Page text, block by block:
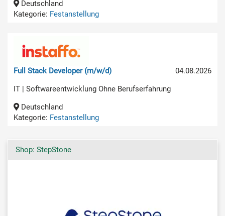
Deutschland
Kategorie: Festanstellung
04.08.2026
Full Stack Developer (m/w/d)
IT | Softwareentwicklung Ohne Berufserfahrung
Deutschland
Kategorie: Festanstellung
Shop: StepStone